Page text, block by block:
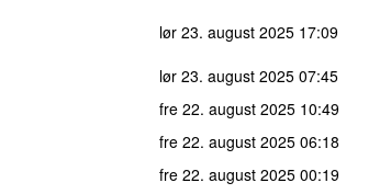
lør 23. august 2025 17:09
lør 23. august 2025 07:45
fre 22. august 2025 10:49
fre 22. august 2025 06:18
fre 22. august 2025 00:19